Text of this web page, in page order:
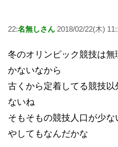
22:名無しさん 2018/02/22(木)
冬のオリンピック競技は
かないなから
古くから定着してる競技
ないね
そもそもの競技人口が少
やしてもなんだかな